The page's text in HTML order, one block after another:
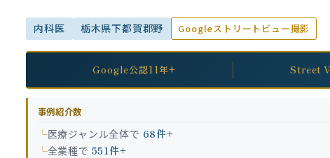
内科医 栃木県下都賀郡野 Googleストリートビュー撮影
Google公認11年+ Street
事例紹介数
医療ジャンル全体で 68件+
全業種で 551件+